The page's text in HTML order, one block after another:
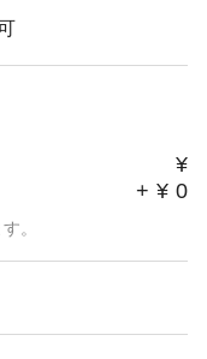
するかも知れませ
書きください。
す。】
絡くだされば、購
¥
+ ¥ 0
。